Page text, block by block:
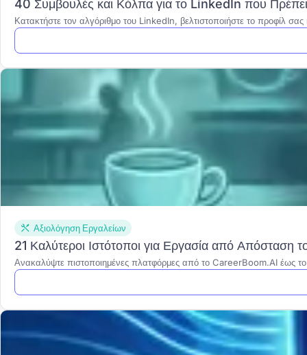
40 Συμβουλές και Κόλπα για το LinkedIn που
Κατακτήστε τον αλγόριθμο του LinkedIn, βελτιστοποιήστε το προφίλ σας
Αξιολόγηση Εργαλείων
21 Καλύτεροι Ιστότοποι για Εργασία από Απόσταση
Ανακαλύψτε πιστοποιημένες πλατφόρμες από το CareerBoom.AI έως